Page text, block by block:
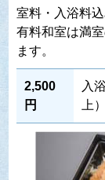
室料・入浴料
有料和室は満
ます。
2,500
円
入
上）